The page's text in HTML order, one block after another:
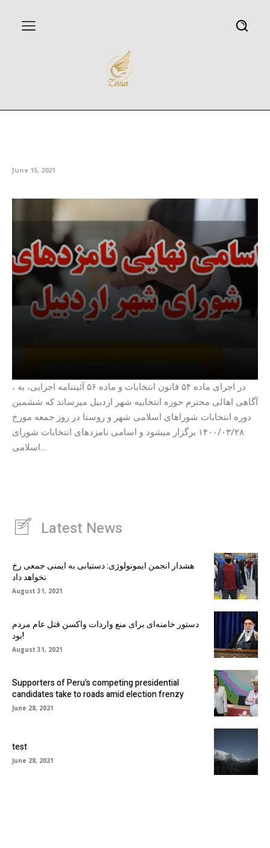
June 15, 2021
، در اجرای ماده ۵۴ قانون انتخابات و ماده ۵۶ آئیننامه اجرایی، به
آگاهی اهالی محترم حوزه انتخابیه شهر اردبیل میرساند که ششمین
دوره انتخابات شوراهای اسلامی شهر و روستا در روز جمعه مورخ
۲۸/‏۰۳/‏۱۴۰۰‬ برگزار میشود و اسامی نامزدهای انتخابات شورای
اسلامی…
Latest News
هشدار انجمن ایمونولوژی: دستیابی به ایمنی جمعی رخ
نخواهد داد
August 31, 2021
دستور خامنه‌ای برای منع واردات واکسن قتل عام مردم
بود!
August 31, 2021
Supporters of Peru’s competing presidential
candidates take to roads amid election frenzy
June 28, 2021
test
June 28, 2021